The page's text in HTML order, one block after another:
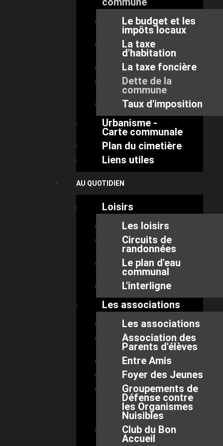
Le budget et les
impôts locaux
La taxe
d'habitation
La taxe foncière
Dette de la
commune
Taux d'imposition
Urbanisme -
Carte communale
Plan du cimetière
Liens utiles
AU QUOTIDIEN
Loisirs
Les loisirs
Circuits de
randonnées
Le plan d'eau
communal
L'interligne
Les associations
Les associations
Association des
Parents d'élèves
Entre Amis
Foyer des Jeunes
Groupements de
Défense contre
les Organismes
Nuisibles
Club du Bon
Accueil